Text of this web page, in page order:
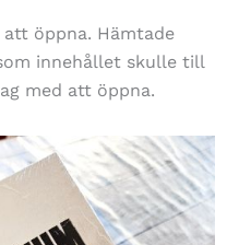
öppna. Hämtade
innehållet skulle till
med att öppna.